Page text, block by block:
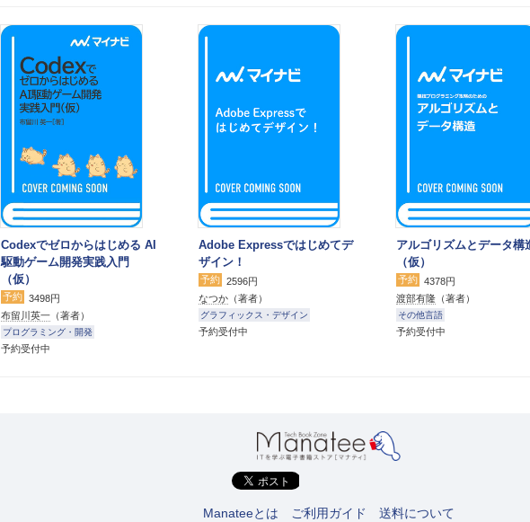
Codexでゼロからはじめる AI
駆動ゲーム開発実践入門
（仮）
予約 3498円
布留川英一 （著者）
プログラミング・開発
予約受付中
Adobe Expressではじめてデ
ザイン！
予約 2596円
なつか （著者）
グラフィックス・デザイン
予約受付中
アルゴリズムとデータ構
（仮）
予約 4378円
渡部有隆 （著者）
その他言語
予約受付中
Manateeとは ご利用ガイド 送料について